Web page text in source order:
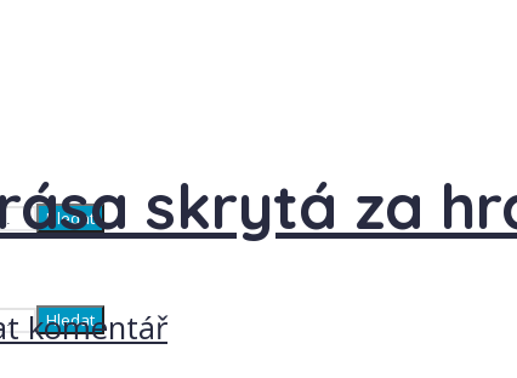
Hledat
Hledat skrytá za
komentář